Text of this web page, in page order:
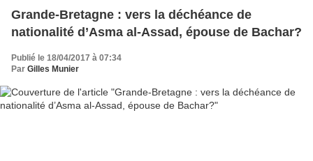
Grande-Bretagne : vers la déchéance de
nationalité d’Asma al-Assad, épouse de Bachar?
Publié le 18/04/2017 à 07:34
Par Gilles Munier